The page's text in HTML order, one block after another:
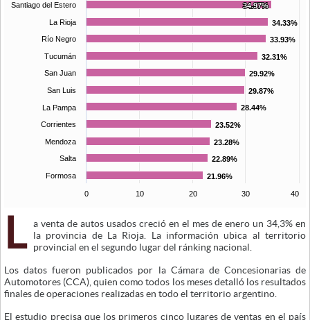
34.97%
34.97%
34.33%
34.33%
33.93%
33.93%
32.31%
32.31%
29.92%
29.92%
29.87%
29.87%
28.44%
28.44%
23.52%
23.52%
23.28%
23.28%
22.89%
22.89%
21.96%
21.96%
Santiago del Estero
La Rioja
Río Negro
Tucumán
San Juan
San Luis
La Pampa
Corrientes
Mendoza
Salta
Formosa
0 10 20 30 40
L
a venta de autos usados creció en el mes de enero un 34,3% en
la provincia de La Rioja. La información ubica al territorio
provincial en el segundo lugar del ránking nacional.
Los datos fueron publicados por la Cámara de Concesionarias de
Automotores (CCA), quien como todos los meses detalló los resultados
finales de operaciones realizadas en todo el territorio argentino.
El estudio precisa que los primeros cinco lugares de ventas en el país